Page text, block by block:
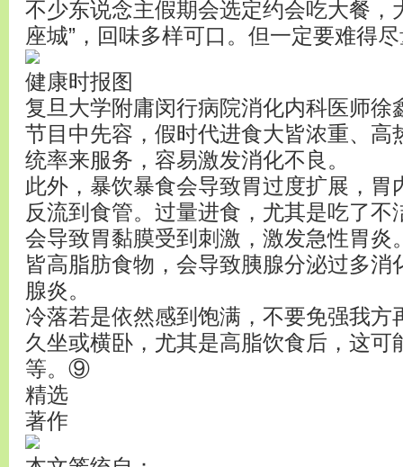
不少东说念主假期会选定约会吃大餐，
座城”，回味多样可口。但一定要难得
健康时报图
复旦大学附庸闵行病院消化内科医师徐
节目中先容，假时代进食大皆浓重、高
统率来服务，容易激发消化不良。
此外，暴饮暴食会导致胃过度扩展，胃
反流到食管。过量进食，尤其是吃了不
会导致胃黏膜受到刺激，激发急性胃炎
皆高脂肪食物，会导致胰腺分泌过多消
腺炎。
冷落若是依然感到饱满，不要免强我方
久坐或横卧，尤其是高脂饮食后，这可
等。⑨
精选
著作